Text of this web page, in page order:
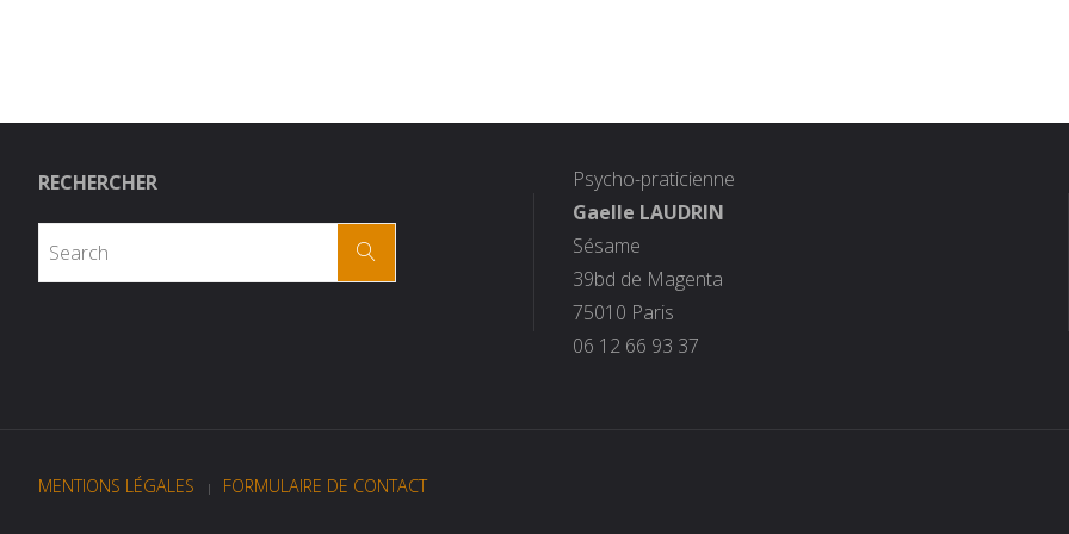
RECHERCHER
Psycho-praticienne
Gaelle LAUDRIN
Sésame
39bd de Magenta
75010 Paris
06 12 66 93 37
MENTIONS LÉGALES | FORMULAIRE DE CONTACT